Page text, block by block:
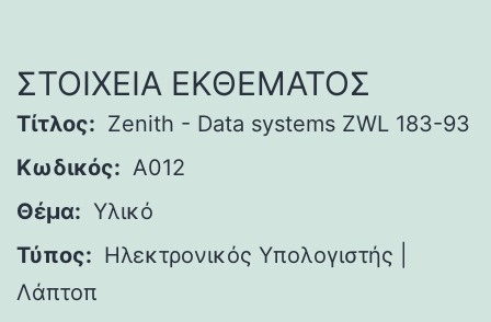
ΣΤΟΙΧΕΙΑ ΕΚΘΕΜΑΤΟΣ
Τίτλος: Zenith - Data systems ZWL 183-93
Κωδικός: A012
Θέμα: Υλικό
Τύπος: Ηλεκτρονικός Υπολογιστής |
Λάπτοπ